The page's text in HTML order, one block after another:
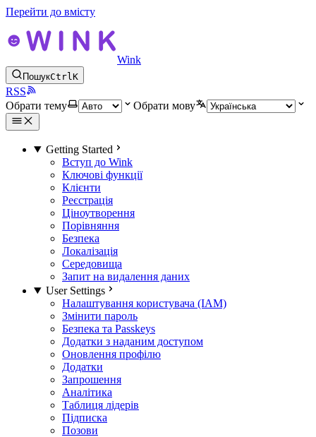
Перейти до вмісту
Wink
ПошукCtrlK
RSS
Обрати тему
Обрати мову
Getting Started
Вступ до Wink
Ключові функції
Клієнти
Реєстрація
Ціноутворення
Порівняння
Безпека
Локалізація
Середовища
Запит на видалення даних
User Settings
Налаштування користувача (IAM)
Змінити пароль
Безпека та Passkeys
Додатки з наданим доступом
Оновлення профілю
Додатки
Запрошення
Аналітика
Таблиця лідерів
Підписка
Позови